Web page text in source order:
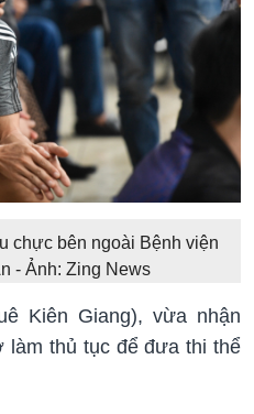
chực bên ngoài Bệnh viện
- Ảnh: Zing News
Kiên Giang), vừa nhận
thủ tục để đưa thi thể